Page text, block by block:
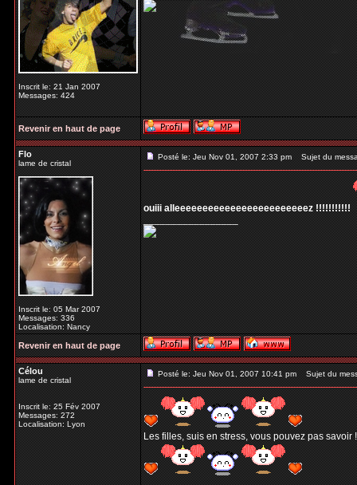
Inscrit le: 21 Jan 2007
Messages: 424
Revenir en haut de page
Flo
lame de cristal
Inscrit le: 05 Mar 2007
Messages: 336
Localisation: Nancy
Posté le: Jeu Nov 01, 2007 2:33 pm Sujet du
ouiii alleeeeeeeeeeeeeeeeeeeeeeeez !!!!!!!!!!!
_________________
Revenir en haut de page
Célou
lame de cristal
Inscrit le: 25 Fév 2007
Messages: 272
Localisation: Lyon
Posté le: Jeu Nov 01, 2007 10:41 pm Sujet du
Les filles, suis en stress, vous pouvez pas savoir